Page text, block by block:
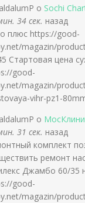
о Sochi
34 сек. назад
плюс https://good-
magazin/
Стартовая цена
good-
magazin/
vihr-pz1-
о
31 сек. назад
комплект
ремонт
Джамбо 60/35
good-
magazin/